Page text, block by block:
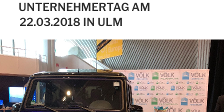
UNTERNEHMERTAG AM
22.03.2018 IN ULM